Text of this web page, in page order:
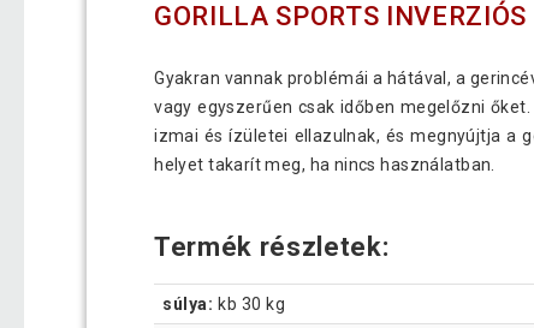
GORILLA SPORTS
Gyakran vannak problémái a hátával, a
vagy egyszerűen csak időben megelőzni
izmai és ízületei ellazulnak, és megnyújtja a
helyet takarít meg, ha nincs használatban.
Termék részletek:
súlya: kb 30 kg